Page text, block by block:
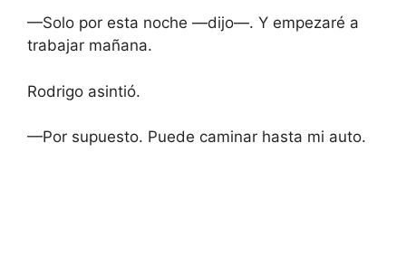
—Solo por esta noche —dijo—. Y empezaré a
trabajar mañana.
Rodrigo asintió.
—Por supuesto. Puede caminar hasta mi auto.